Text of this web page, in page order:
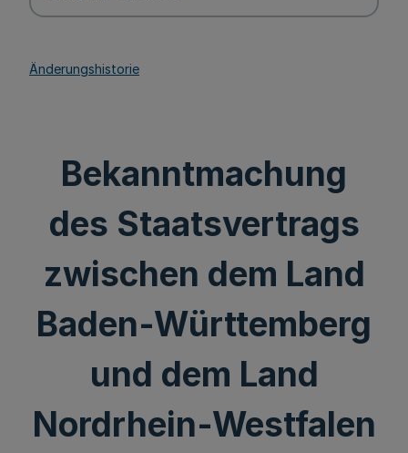
Änderungshistorie
Bekanntmachung
des Staatsvertrags
zwischen dem Land
Baden-Württemberg
und dem Land
Nordrhein-Westfalen